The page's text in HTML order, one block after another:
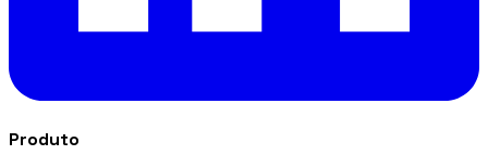
Produto